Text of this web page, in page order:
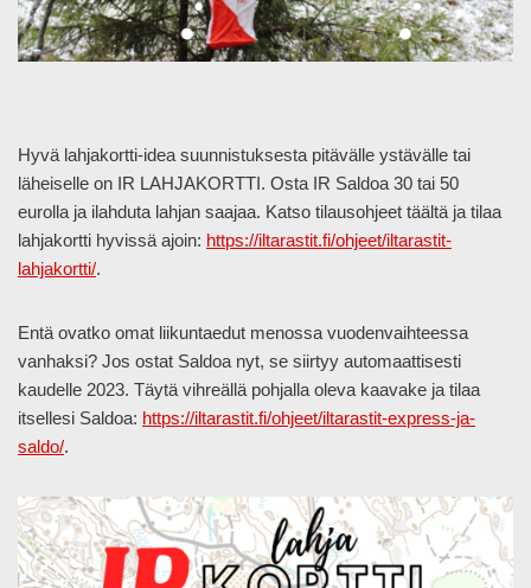
Hyvä lahjakortti-idea suunnistuksesta pitävälle ystävälle tai
läheiselle on IR LAHJAKORTTI. Osta IR Saldoa 30 tai 50
eurolla ja ilahduta lahjan saajaa. Katso tilausohjeet täältä ja tilaa
lahjakortti hyvissä ajoin: https://iltarastit.fi/ohjeet/iltarastit-
lahjakortti/.
Entä ovatko omat liikuntaedut menossa vuodenvaihteessa
vanhaksi? Jos ostat Saldoa nyt, se siirtyy automaattisesti
kaudelle 2023. Täytä vihreällä pohjalla oleva kaavake ja tilaa
itsellesi Saldoa: https://iltarastit.fi/ohjeet/iltarastit-express-ja-
saldo/.